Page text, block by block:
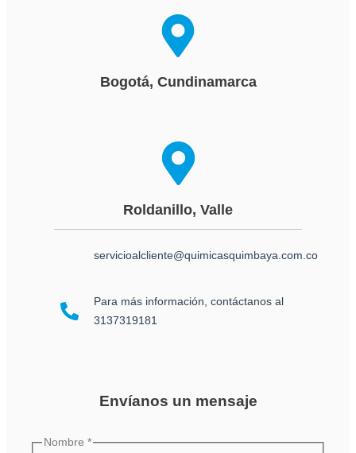
Bogotá, Cundinamarca
Roldanillo, Valle
servicioalcliente@quimicasquimbaya.com.co
Para más información, contáctanos al
3137319181
Envíanos un mensaje
Nombre *